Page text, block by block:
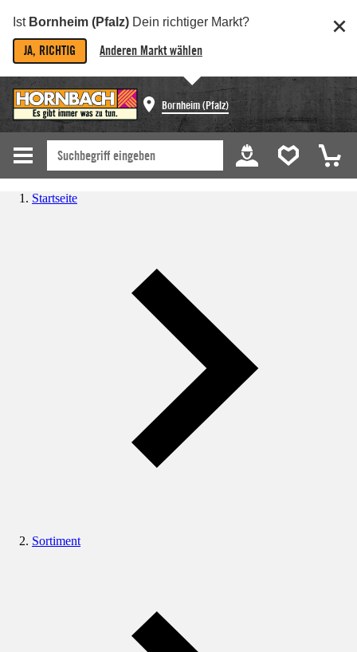
Ist Bornheim (Pfalz) Dein richtiger Markt?
JA, RICHTIG Anderen Markt wählen
Bornheim (Pfalz)
Startseite
Sortiment